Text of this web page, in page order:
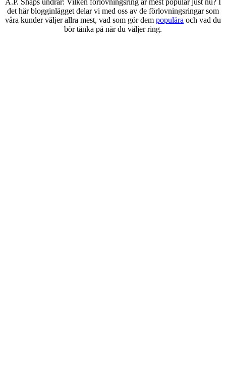
det här blogginlägget delar vi med oss av de förlovningsringar som
våra kunder väljer allra mest, vad som gör dem populära och vad du
bör tänka på när du väljer ring.